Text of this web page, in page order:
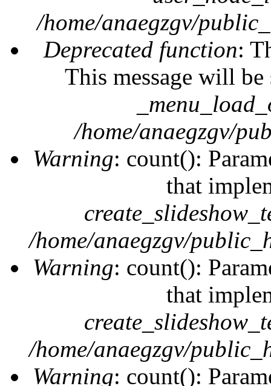
/home/anaegzgv/
Deprecated function:
This message will
/home/anaegzgv/
Warning: count():
that
/home/anaegzgv/
Warning: count():
that
/home/anaegzgv/
Warning: count():